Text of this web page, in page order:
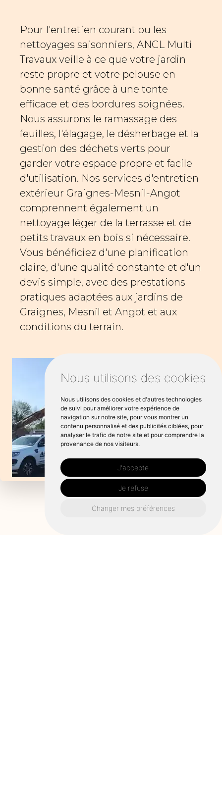
Nous utilisons des cookies
Nous utilisons des cookies et d'autres technologies
de suivi pour améliorer votre expérience de
navigation sur notre site, pour vous montrer un
contenu personnalisé et des publicités ciblées, pour
analyser le trafic de notre site et pour comprendre la
provenance de nos visiteurs.
J'accepte
Je refuse
Changer mes préférences
Pour l'entretien courant ou les
nettoyages saisonniers, ANCL Multi
Travaux veille à ce que votre jardin
reste propre et votre pelouse en
bonne santé grâce à une tonte
efficace et des bordures soignées.
Nous assurons le ramassage des
feuilles, l'élagage, le désherbage et la
gestion des déchets verts pour
garder votre espace propre et facile
d'utilisation. Nos services d'entretien
extérieur Graignes-Mesnil-Angot
comprennent également un
nettoyage léger de la terrasse et de
petits travaux en bois si nécessaire.
Vous bénéficiez d'une planification
claire, d'une qualité constante et d'un
devis simple, avec des prestations
pratiques adaptées aux jardins de
Graignes, Mesnil et Angot et aux
conditions du terrain.